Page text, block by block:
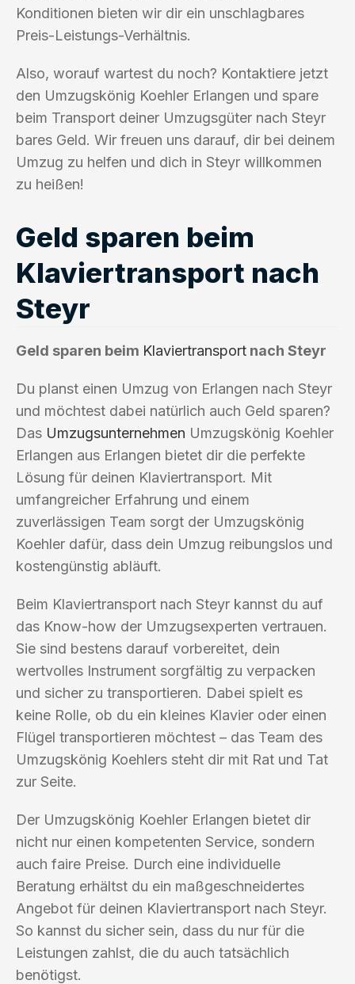
Konditionen bieten wir dir ein unschlagbares
Preis-Leistungs-Verhältnis.
Also, worauf wartest du noch? Kontaktiere jetzt
den Umzugskönig Koehler Erlangen und spare
beim Transport deiner Umzugsgüter nach Steyr
bares Geld. Wir freuen uns darauf, dir bei deinem
Umzug zu helfen und dich in Steyr willkommen
zu heißen!
Geld sparen beim
Klaviertransport nach
Steyr
Geld sparen beim Klaviertransport nach Steyr
Du planst einen Umzug von Erlangen nach Steyr
und möchtest dabei natürlich auch Geld sparen?
Das Umzugsunternehmen Umzugskönig Koehler
Erlangen aus Erlangen bietet dir die perfekte
Lösung für deinen Klaviertransport. Mit
umfangreicher Erfahrung und einem
zuverlässigen Team sorgt der Umzugskönig
Koehler dafür, dass dein Umzug reibungslos und
kostengünstig abläuft.
Beim Klaviertransport nach Steyr kannst du auf
das Know-how der Umzugsexperten vertrauen.
Sie sind bestens darauf vorbereitet, dein
wertvolles Instrument sorgfältig zu verpacken
und sicher zu transportieren. Dabei spielt es
keine Rolle, ob du ein kleines Klavier oder einen
Flügel transportieren möchtest – das Team des
Umzugskönig Koehlers steht dir mit Rat und Tat
zur Seite.
Der Umzugskönig Koehler Erlangen bietet dir
nicht nur einen kompetenten Service, sondern
auch faire Preise. Durch eine individuelle
Beratung erhältst du ein maßgeschneidertes
Angebot für deinen Klaviertransport nach Steyr.
So kannst du sicher sein, dass du nur für die
Leistungen zahlst, die du auch tatsächlich
benötigst.